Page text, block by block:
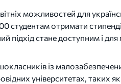
можливостей для
студентам отримати
підхід стане доступним і
із
університетах, таких